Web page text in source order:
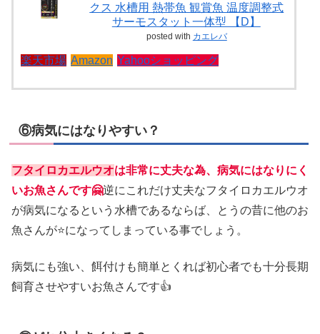
クス 水槽用 熱帯魚 観賞魚 温度調整式
サーモスタット一体型 【D】
posted with カエレバ
楽天市場 Amazon Yahooショッピング
⑥病気にはなりやすい？
フタイロカエルウオは非常に丈夫な為、病気にはなりにく
いお魚さんです🤗逆にこれだけ丈夫なフタイロカエルウオ
が病気になるという水槽であるならば、とうの昔に他のお
魚さんが⭐になってしまっている事でしょう。
病気にも強い、餌付けも簡単とくれば初心者でも十分長期
飼育させやすいお魚さんです👍